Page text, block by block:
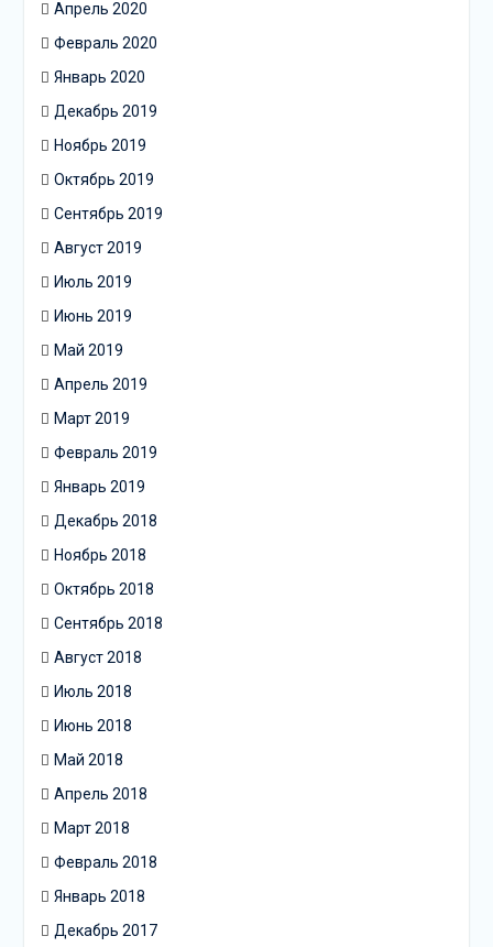
Апрель 2020
Февраль 2020
Январь 2020
Декабрь 2019
Ноябрь 2019
Октябрь 2019
Сентябрь 2019
Август 2019
Июль 2019
Июнь 2019
Май 2019
Апрель 2019
Март 2019
Февраль 2019
Январь 2019
Декабрь 2018
Ноябрь 2018
Октябрь 2018
Сентябрь 2018
Август 2018
Июль 2018
Июнь 2018
Май 2018
Апрель 2018
Март 2018
Февраль 2018
Январь 2018
Декабрь 2017